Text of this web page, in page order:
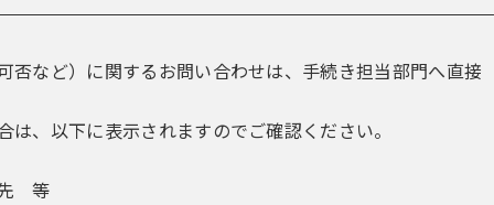
など）に関するお問い合わせは、手続き担当部門へ直接
、以下に表示されますのでご確認ください。
先 等